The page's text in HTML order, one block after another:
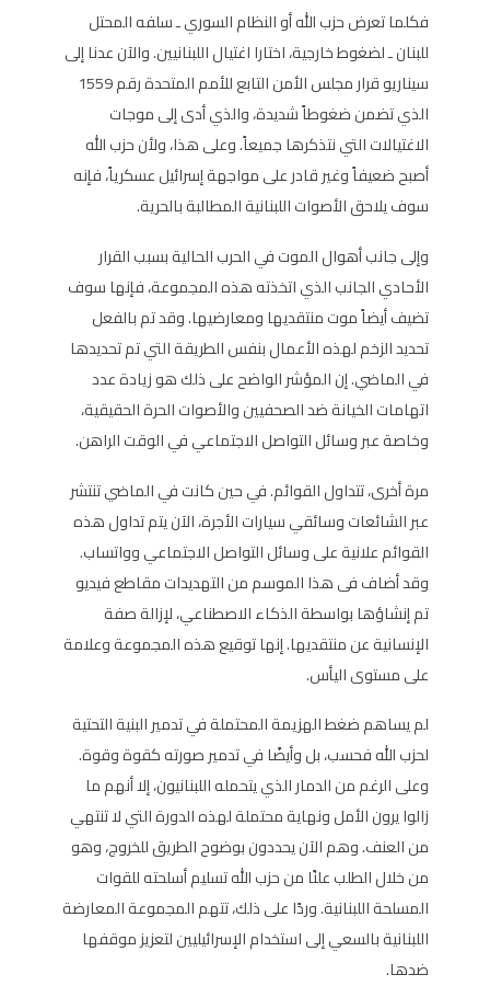
فكلما تعرض حزب الله أو النظام السوري ـ سلفه المحتل
للبنان ـ لضغوط خارجية، اختارا اغتيال اللبنانيين. والآن عدنا إلى
سيناريو قرار مجلس الأمن التابع للأمم المتحدة رقم 1559
الذي تضمن ضغوطاً شديدة، والذي أدى إلى موجات
الاغتيالات التي نتذكرها جميعاً. وعلى هذا، ولأن حزب الله
أصبح ضعيفاً وغير قادر على مواجهة إسرائيل عسكرياً، فإنه
سوف يلاحق الأصوات اللبنانية المطالبة بالحرية.
وإلى جانب أهوال الموت في الحرب الحالية بسبب القرار
الأحادي الجانب الذي اتخذته هذه المجموعة، فإنها سوف
تضيف أيضاً موت منتقديها ومعارضيها. وقد تم بالفعل
تحديد الزخم لهذه الأعمال بنفس الطريقة التي تم تحديدها
في الماضي. إن المؤشر الواضح على ذلك هو زيادة عدد
اتهامات الخيانة ضد الصحفيين والأصوات الحرة الحقيقية،
وخاصة عبر وسائل التواصل الاجتماعي في الوقت الراهن.
مرة أخرى، تتداول القوائم. في حين كانت في الماضي تنتشر
عبر الشائعات وسائقي سيارات الأجرة، الآن يتم تداول هذه
القوائم علانية على وسائل التواصل الاجتماعي وواتساب.
وقد أضاف فى هذا الموسم من التهديدات مقاطع فيديو
تم إنشاؤها بواسطة الذكاء الاصطناعي، لإزالة صفة
الإنسانية عن منتقديها. إنها توقيع هذه المجموعة وعلامة
على مستوى اليأس.
لم يساهم ضغط الهزيمة المحتملة في تدمير البنية التحتية
لحزب الله فحسب، بل وأيضًا في تدمير صورته كقوة وقوة.
وعلى الرغم من الدمار الذي يتحمله اللبنانيون، إلا أنهم ما
زالوا يرون الأمل ونهاية محتملة لهذه الدورة التي لا تنتهي
من العنف. وهم الآن يحددون بوضوح الطريق للخروج، وهو
من خلال الطلب علنًا من حزب الله تسليم أسلحته للقوات
المسلحة اللبنانية. وردًا على ذلك، تتهم المجموعة المعارضة
اللبنانية بالسعي إلى استخدام الإسرائيليين لتعزيز موقفها
ضدها.